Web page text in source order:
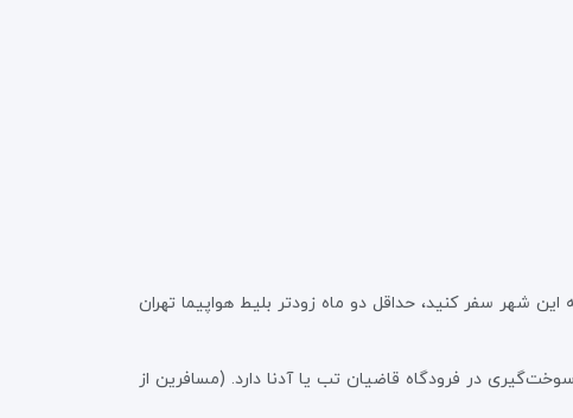
این شهر سفر کنید، حداقل دو ماه زودتر بلیط هواپیما تهران
در فرودگاه قاضیان تب یا آدنا دارد. (مسافرین از